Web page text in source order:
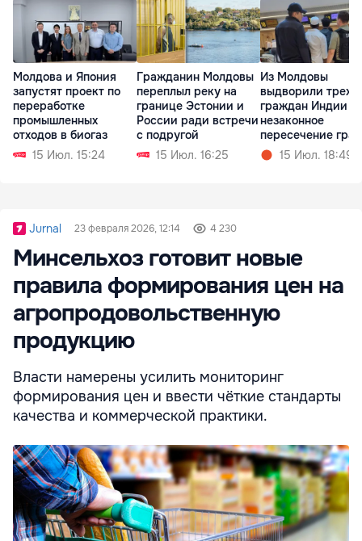
Молдова и Япония
запустят проект по
переработке
промышленных
отходов в биогаз
15 Июл. 15:24
Гражданин Молдовы
переплыл реку на
границе Эстонии и
России ради встречи
с подругой
15 Июл. 16:25
Из Молдовы
выдворили трех
граждан Индии за
незаконное
пересечение
15 Июл. 18:49
Jurnal 23 февраля 2026, 12:14 4 230
Минсельхоз готовит новые
правила формирования цен на
агропродовольственную
продукцию
Власти намерены усилить мониторинг
формирования цен и ввести чёткие стандарты
качества и коммерческой практики.